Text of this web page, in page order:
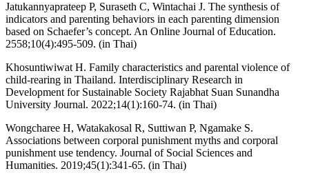
Jatukannyaprateep P, Suraseth C, Wintachai J. The synthesis of
indicators and parenting behaviors in each parenting dimension
based on Schaefer’s concept. An Online Journal of Education.
2558;10(4):495-509. (in Thai)
Khosuntiwiwat H. Family characteristics and parental violence of
child-rearing in Thailand. Interdisciplinary Research in
Development for Sustainable Society Rajabhat Suan Sunandha
University Journal. 2022;14(1):160-74. (in Thai)
Wongcharee H, Watakakosal R, Suttiwan P, Ngamake S.
Associations between corporal punishment myths and corporal
punishment use tendency. Journal of Social Sciences and
Humanities. 2019;45(1):341-65. (in Thai)